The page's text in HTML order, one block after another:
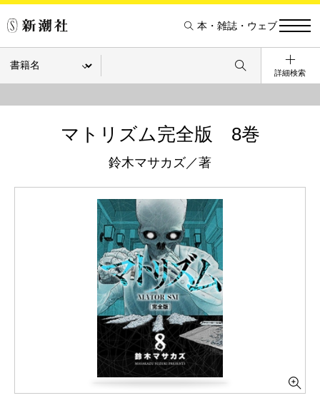
本・雑誌・ウェブ
詳細検索
マトリズム完全版 8巻
鈴木マサカズ／著